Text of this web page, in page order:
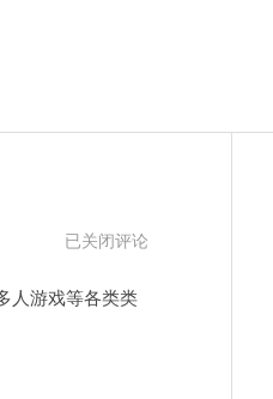
steam
下
已关闭评论
人游戏等各类类